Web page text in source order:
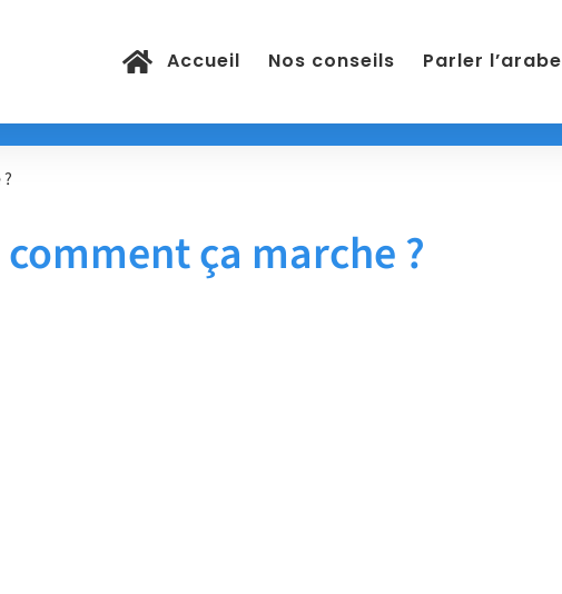
Accueil Nos conseils Parler l’arabe
ça marche ?